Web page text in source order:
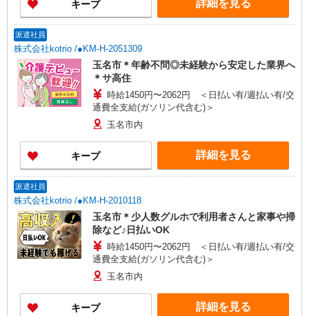
キープ 詳細を見る
派遣社員
株式会社kotrio /●KM-H-2051309
玉名市＊年齢不問◎未経験から安定した業界へ
＊サ高住
時給1450円〜2062円 ＜日払い有/週払い有/交
通費全支給(ガソリン代含む)＞
玉名市内
キープ 詳細を見る
派遣社員
株式会社kotrio /●KM-H-2010118
玉名市＊少人数グルホで利用者さんと家事や掃
除など♪日払いOK
時給1450円〜2062円 ＜日払い有/週払い有/交
通費全支給(ガソリン代含む)＞
玉名市内
キープ 詳細を見る